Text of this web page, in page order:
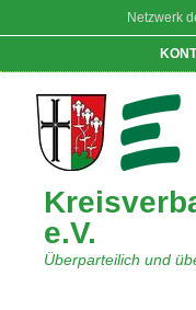
Netzwerk
e.V.
Überparteilich und